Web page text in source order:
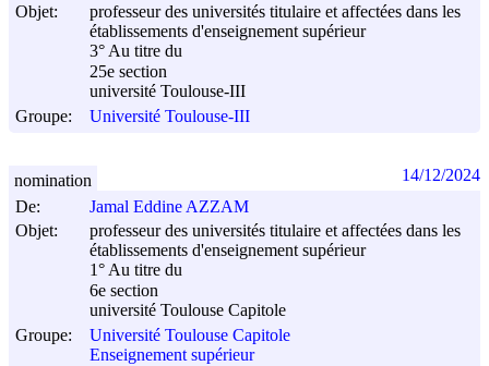
Objet:
professeur des universités titulaire et affectées dans les
établissements d'enseignement supérieur
3° Au titre du
25e section
université Toulouse-III
Groupe:
Université Toulouse-III
De:
Jamal Eddine AZZAM
Objet:
professeur des universités titulaire et affectées dans les
établissements d'enseignement supérieur
1° Au titre du
6e section
université Toulouse Capitole
Groupe:
Université Toulouse Capitole
Enseignement supérieur
nomination 14/12/2024